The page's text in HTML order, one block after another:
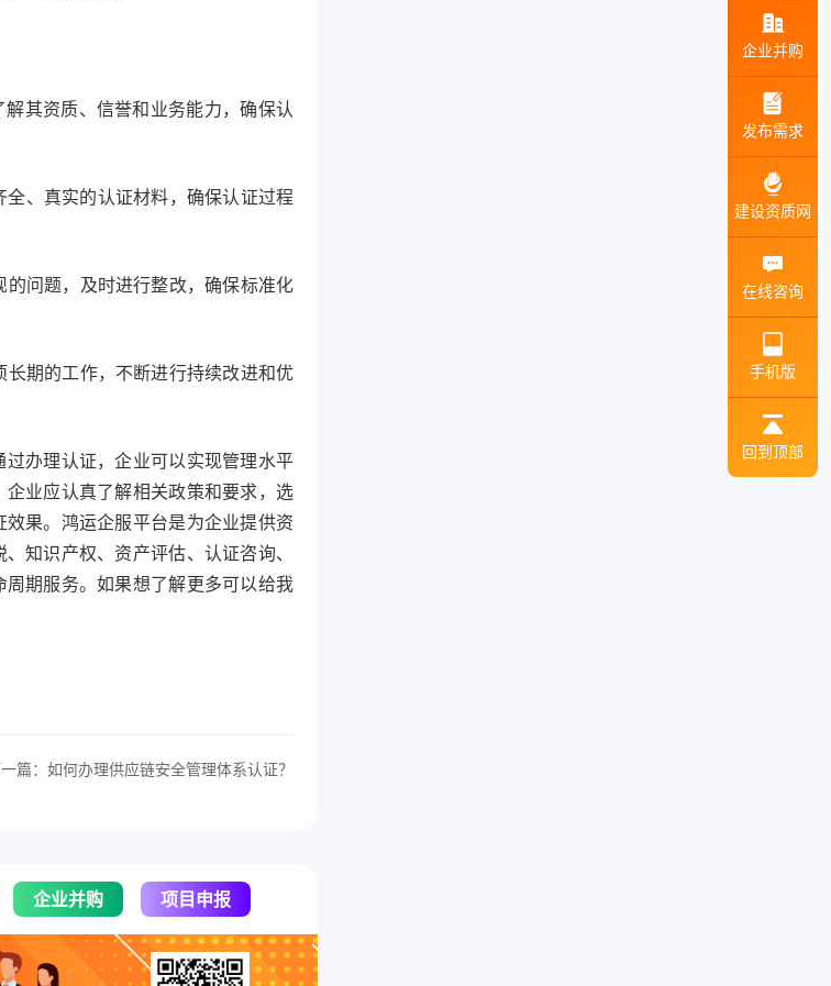
其资质、信誉和业务能力，确保认
、真实的认证材料，确保认证过程
问题，及时进行整改，确保标准化
期的工作，不断进行持续改进和优
办理认证，企业可以实现管理水平
业应认真了解相关政策和要求，选
果。鸿运企服平台是为企业提供资
知识产权、资产评估、认证咨询、
期服务。如果想了解更多可以给我
篇：如何办理供应链安全管理体系认证？
企业并购 项目申报
企业并购
发布需求
建设资质网
在线咨询
手机版
回到顶部